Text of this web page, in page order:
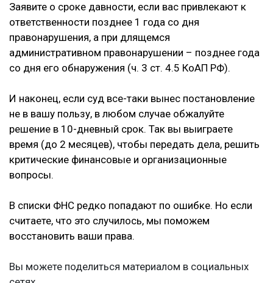
Заявите о сроке давности, если вас привлекают к
ответственности позднее 1 года со дня
правонарушения, а при длящемся
административном правонарушении – позднее года
со дня его обнаружения (ч. 3 ст. 4.5 КоАП РФ).
И наконец, если суд все-таки вынес постановление
не в вашу пользу, в любом случае обжалуйте
решение в 10-дневный срок. Так вы выиграете
время (до 2 месяцев), чтобы передать дела, решить
критические финансовые и организационные
вопросы.
В списки ФНС редко попадают по ошибке. Но если
считаете, что это случилось, мы поможем
восстановить ваши права.
Вы можете поделиться материалом в социальных